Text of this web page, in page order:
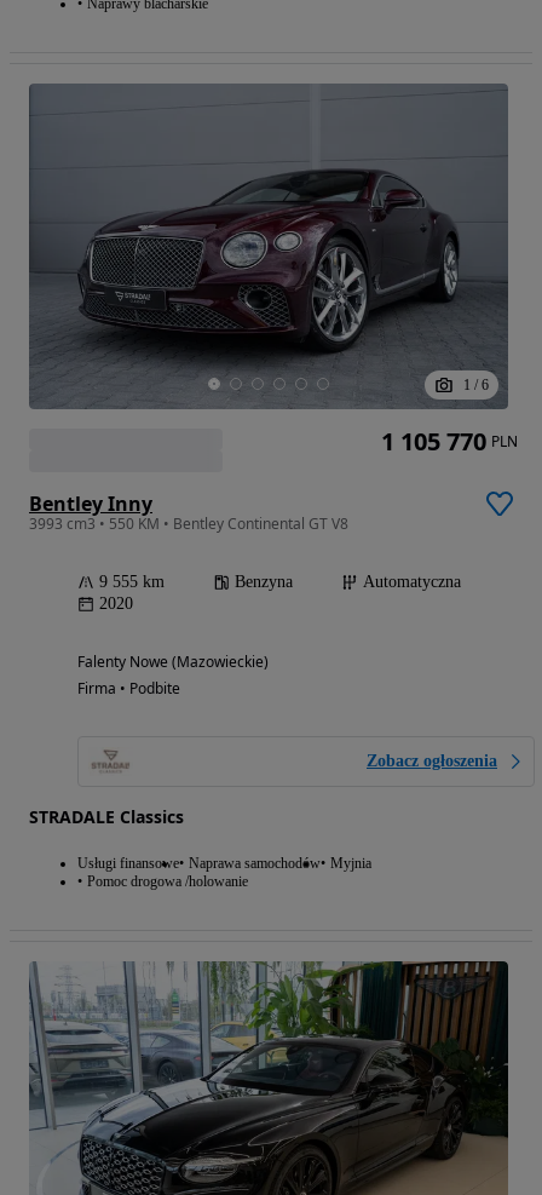
Naprawy blacharskie
1 / 6
Bentley Inny
3993 cm3 • 550 KM • Bentley Continental GT V8
9 555 km Benzyna
Automatyczna
2020
Falenty Nowe (Mazowieckie)
Firma • Podbite
Zobacz ogłoszenia
STRADALE Classics
Usługi finansowe Naprawa samochodów Myjnia
Pomoc drogowa /holowanie
1 105 770 PLN